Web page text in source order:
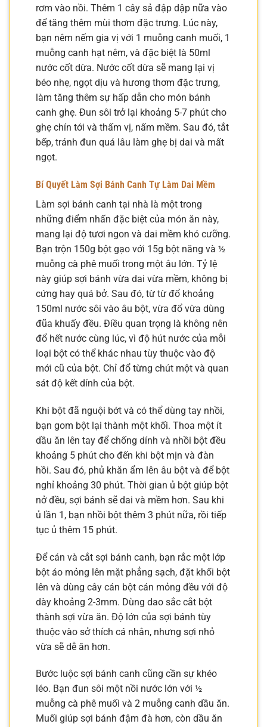
rơm vào nồi. Thêm 1 cây sả đập dập nữa vào
để tăng thêm mùi thơm đặc trưng. Lúc này,
bạn nêm nếm gia vị với 1 muỗng canh muối, 1
muỗng canh hạt nêm, và đặc biệt là 50ml
nước cốt dừa. Nước cốt dừa sẽ mang lại vị
béo nhẹ, ngọt dịu và hương thơm đặc trưng,
làm tăng thêm sự hấp dẫn cho món bánh
canh ghẹ. Đun sôi trở lại khoảng 5-7 phút cho
ghẹ chín tới và thấm vị, nấm mềm. Sau đó, tắt
bếp, tránh đun quá lâu làm ghẹ bị dai và mất
ngọt.
Bí Quyết Làm Sợi Bánh Canh Tự Làm Dai Mềm
Làm sợi bánh canh tại nhà là một trong
những điểm nhấn đặc biệt của món ăn này,
mang lại độ tươi ngon và dai mềm khó cưỡng.
Bạn trộn 150g bột gạo với 15g bột năng và ½
muỗng cà phê muối trong một âu lớn. Tỷ lệ
này giúp sợi bánh vừa dai vừa mềm, không bị
cứng hay quá bở. Sau đó, từ từ đổ khoảng
150ml nước sôi vào âu bột, vừa đổ vừa dùng
đũa khuấy đều. Điều quan trọng là không nên
đổ hết nước cùng lúc, vì độ hút nước của mỗi
loại bột có thể khác nhau tùy thuộc vào độ
mới cũ của bột. Chỉ đổ từng chút một và quan
sát độ kết dính của bột.
Khi bột đã nguội bớt và có thể dùng tay nhồi,
bạn gom bột lại thành một khối. Thoa một ít
dầu ăn lên tay để chống dính và nhồi bột đều
khoảng 5 phút cho đến khi bột mịn và đàn
hồi. Sau đó, phủ khăn ẩm lên âu bột và để bột
nghỉ khoảng 30 phút. Thời gian ủ bột giúp bột
nở đều, sợi bánh sẽ dai và mềm hơn. Sau khi
ủ lần 1, bạn nhồi bột thêm 3 phút nữa, rồi tiếp
tục ủ thêm 15 phút.
Để cán và cắt sợi bánh canh, bạn rắc một lớp
bột áo mỏng lên mặt phẳng sạch, đặt khối bột
lên và dùng cây cán bột cán mỏng đều với độ
dày khoảng 2-3mm. Dùng dao sắc cắt bột
thành sợi vừa ăn. Độ lớn của sợi bánh tùy
thuộc vào sở thích cá nhân, nhưng sợi nhỏ
vừa sẽ dễ ăn hơn.
Bước luộc sợi bánh canh cũng cần sự khéo
léo. Bạn đun sôi một nồi nước lớn với ½
muỗng cà phê muối và 2 muỗng canh dầu ăn.
Muối giúp sợi bánh đậm đà hơn, còn dầu ăn